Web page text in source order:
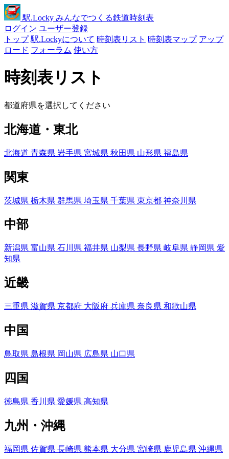
駅.Locky みんなでつくる鉄道時刻表
ログイン ユーザー登録
トップ 駅.Lockyについて 時刻表リスト 時刻表マップ アップ
ロード フォーラム 使い方
時刻表リスト
都道府県を選択してください
北海道・東北
北海道 青森県 岩手県 宮城県 秋田県 山形県 福島県
関東
茨城県 栃木県 群馬県 埼玉県 千葉県 東京都 神奈川県
中部
新潟県 富山県 石川県 福井県 山梨県 長野県 岐阜県 静岡県 愛
知県
近畿
三重県 滋賀県 京都府 大阪府 兵庫県 奈良県 和歌山県
中国
鳥取県 島根県 岡山県 広島県 山口県
四国
徳島県 香川県 愛媛県 高知県
九州・沖縄
福岡県 佐賀県 長崎県 熊本県 大分県 宮崎県 鹿児島県 沖縄県